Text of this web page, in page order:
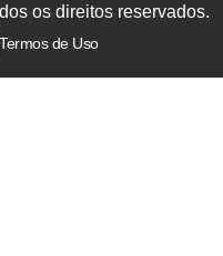
os direitos reservados.
Termos de Uso